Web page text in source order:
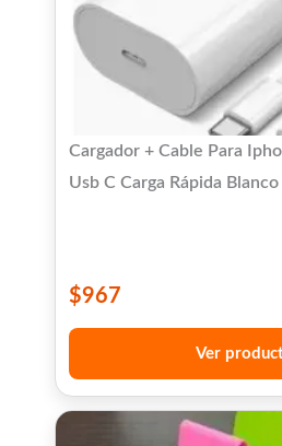
Cargador + Cable Para
Usb C Carga Rápida Blanco
$967
Ver